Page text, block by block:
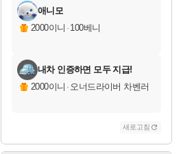
당첨되셨습니다.
당첨되셨습니다.
당첨되셨습니다.
에디션 (스팀코드)
당첨되셨습니다.
당첨되셨습니다.
당첨되셨습니다.
당첨되셨습니다.
애니모
2000이니 · 100베니
내차 인증하면 모두 지급!
2000이니 · 오너드라이버 차벤러
새로고침